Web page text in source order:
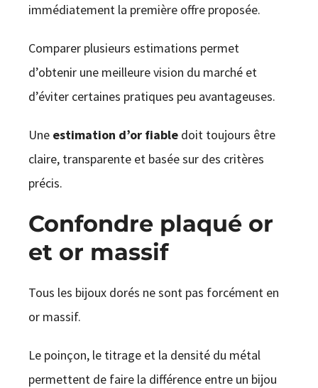
immédiatement la première offre proposée.
Comparer plusieurs estimations permet
d’obtenir une meilleure vision du marché et
d’éviter certaines pratiques peu avantageuses.
Une estimation d’or fiabledoit toujours être
claire, transparente et basée sur des critères
précis.
Confondre plaqué or
et or massif
Tous les bijoux dorés ne sont pas forcément en
or massif.
Le poinçon, le titrage et la densité du métal
permettent de faire la différence entre un bijou